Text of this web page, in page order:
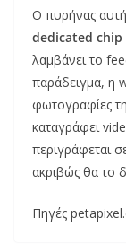
Ο πυρήνας
dedicated chip
λαμβάνει το
παράδειγμα, η
φωτογραφίες
καταγράφει
περιγράφεται
ακριβώς θα το
Πηγές